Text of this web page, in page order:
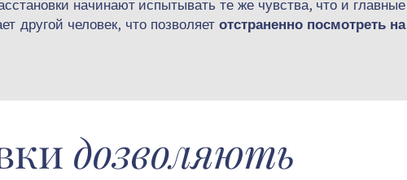
начинают испытывать те же чувства, что и главные
другой человек, что позволяет отстраненно посмотреть на
дозволяють